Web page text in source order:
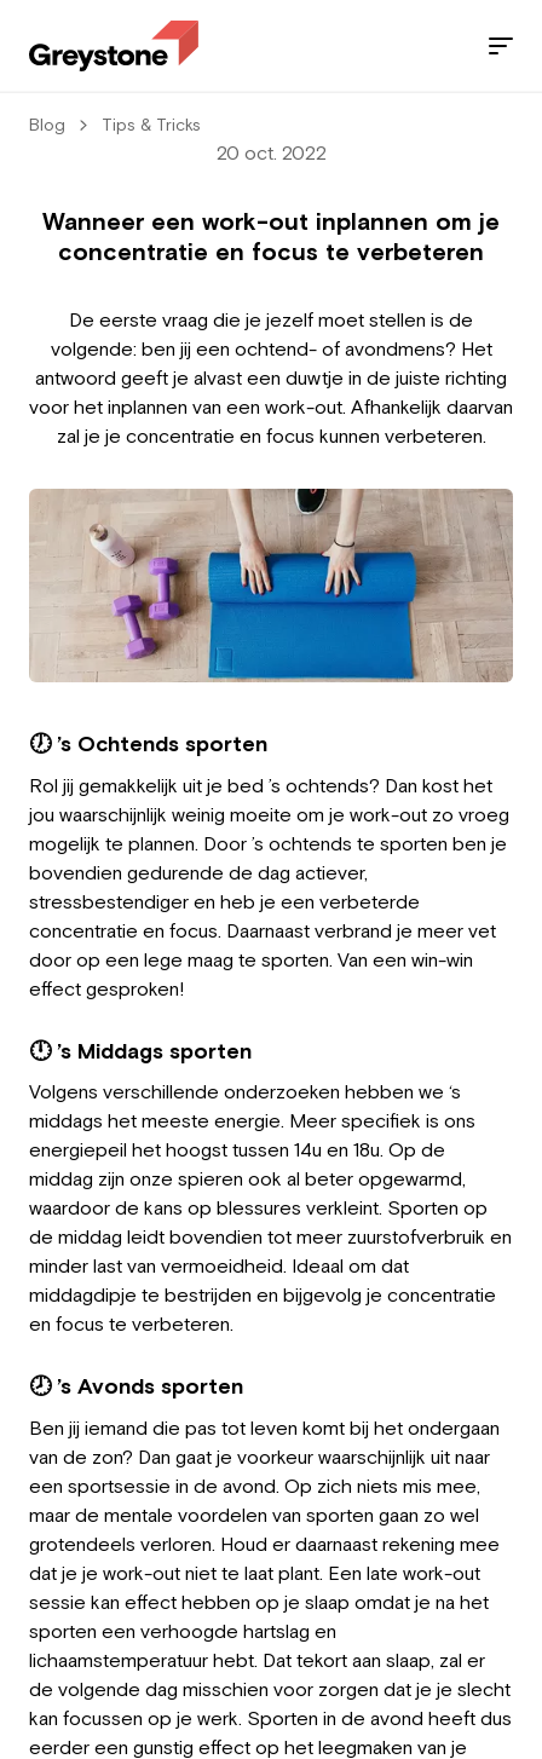
Employeur
Travailler chez Greystone
À propos de nous
Notre équipe
FR
Jobs
Secteurs
Contact
Blog Tips & Tricks
20 oct. 2022
Wanneer een work-out inplannen om je
concentratie en focus te verbeteren
De eerste vraag die je jezelf moet stellen is de
volgende: ben jij een ochtend- of avondmens? Het
antwoord geeft je alvast een duwtje in de juiste richting
voor het inplannen van een work-out. Afhankelijk daarvan
zal je je concentratie en focus kunnen verbeteren.
🕖 ’s Ochtends sporten
Rol jij gemakkelijk uit je bed ’s ochtends? Dan kost het
jou waarschijnlijk weinig moeite om je work-out zo vroeg
mogelijk te plannen. Door ’s ochtends te sporten ben je
bovendien gedurende de dag actiever,
stressbestendiger en heb je een verbeterde
concentratie en focus. Daarnaast verbrand je meer vet
door op een lege maag te sporten. Van een win-win
effect gesproken!
🕛 ’s Middags sporten
Volgens verschillende onderzoeken hebben we ‘s
middags het meeste energie. Meer specifiek is ons
energiepeil het hoogst tussen 14u en 18u. Op de
middag zijn onze spieren ook al beter opgewarmd,
waardoor de kans op blessures verkleint. Sporten op
de middag leidt bovendien tot meer zuurstofverbruik en
minder last van vermoeidheid. Ideaal om dat
middagdipje te bestrijden en bijgevolg je concentratie
en focus te verbeteren.
🕗 ’s Avonds sporten
Ben jij iemand die pas tot leven komt bij het ondergaan
van de zon? Dan gaat je voorkeur waarschijnlijk uit naar
een sportsessie in de avond. Op zich niets mis mee,
maar de mentale voordelen van sporten gaan zo wel
grotendeels verloren. Houd er daarnaast rekening mee
dat je je work-out niet te laat plant. Een late work-out
sessie kan effect hebben op je slaap omdat je na het
sporten een verhoogde hartslag en
lichaamstemperatuur hebt. Dat tekort aan slaap, zal er
de volgende dag misschien voor zorgen dat je je slecht
kan focussen op je werk. Sporten in de avond heeft dus
eerder een gunstig effect op het leegmaken van je